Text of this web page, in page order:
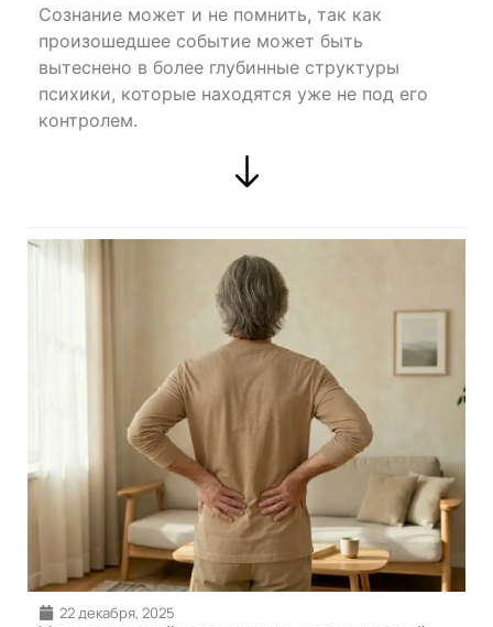
Сознание может и не помнить, так как
произошедшее событие может быть
вытеснено в более глубинные структуры
психики, которые находятся уже не под его
контролем.
22 декабря, 2025